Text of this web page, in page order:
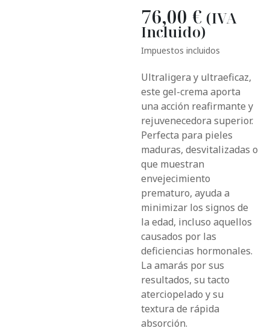
76,00 € (IVA
Incluido)
Impuestos incluidos
Ultraligera y ultraeficaz,
este gel-crema aporta
una acción reafirmante y
rejuvenecedora superior.
Perfecta para pieles
maduras, desvitalizadas o
que muestran
envejecimiento
prematuro, ayuda a
minimizar los signos de
la edad, incluso aquellos
causados por las
deficiencias hormonales.
La amarás por sus
resultados, su tacto
aterciopelado y su
textura de rápida
absorción.